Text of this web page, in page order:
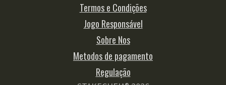
Termos e Condições
Jogo Responsável
Sobre Nos
Metodos de pagamento
Regulação